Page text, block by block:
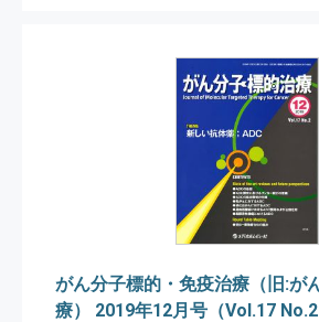
がん分子標的・免疫治療（旧:が
療） 2019年12月号（Vol.17 No.2